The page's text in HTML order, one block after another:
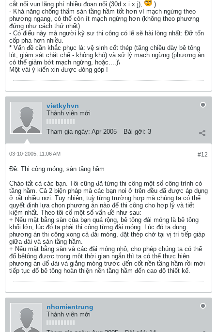
cắt nối vụn lãng phí nhiều đoạn nối (30d x i x j),
)
- Khả năng chống thấm sàn tầng hầm tốt hơn vì mạch ngừng theo
phương ngang, có thể còn ít mạch ngừng hơn (không theo phương
đứng như cách thứ nhất)
- Có điểu này mà người kỹ sư thi công có lẽ sẽ hài lòng nhất: Đỡ tốn
cốp pha hơn nhiều.
* Vấn đề cần khắc phục là: vệ sinh cốt thép (tăng chiều dày bê tông
lót, giám sát chặt chẽ - không khó) và sử lý mạch ngừng (phương án
có thể giảm bớt mạch ngừng, hoặc....)\
Một vài ý kiến xin được đóng góp !
vietkyhvn
Thành viên mới
Tham gia ngày: Apr 2005 Bài gởi: 3
#12
03-10-2005, 11:06 AM
Ðề: Thi công móng, sàn tầng hầm
Chào tất cả các bạn. Tôi cũng đã từng thi công một số công trình có
tầng hầm. Cả 2 biện pháp mà các bạn noi ở trên đều đã được áp dụng
ở rất nhiều nơi. Tuy nhiên, tuỳ từng trường hợp mà chúng ta có thể
quyết định lựa chọn phương án nào để thi công cho hợp lý và tiết
kiệm nhất. Theo tôi cố một số vấn đề như sau:
+ Nếu mặt bằng sàn của bạn quá rộng, bê tông đài móng là bê tông
khối lớn, lúc đó ta phải thi công từng đài móng. Lúc đó ta dung
phương án thi công xong cả đài móng, đặt thép chờ tại vị trí tiếp giáp
giữa đài và sàn tầng hầm.
+ Nếu mặt bằng sàn và các đài móng nhỏ, cho phép chúng ta có thể
đổ bêtông được trong một thời gian ngắn thì ta có thể thực hiện
phương án đổ đài và giằng móng trước đến cốt nền tầng hầm rồi mới
tiếp tục đổ bê tông hoàn thiện nền tầng hầm đến cao độ thiết kế.
nhomientrung
Thành viên mới